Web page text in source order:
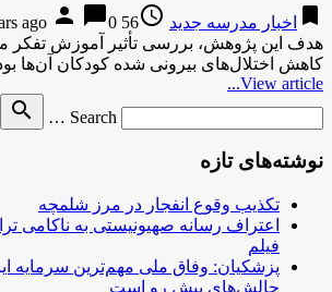
bookmark اخبار مدرسه جدید access_time
56 years ago
person chat_bubble0
هدف این پژوهش، بررسی تأثیر آموزش تفکر
کاهش اختلال‌های بیرونی شده کودکان آن‌ها
View article...
Search …
search
نوشته‌های تازه
تکذیب وقوع انفجار در مرز شلمچه
اعتراف رسانه صهیونیستی به ناکامی
فیلم
پزشکیان: وفاق ملی مهم‌ترین سرمایه
چالش‌های پیش رو است